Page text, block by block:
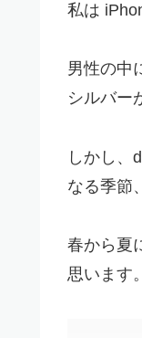
私は
男性の中
シルバー
しかし、
なる季節
春から夏
思います。